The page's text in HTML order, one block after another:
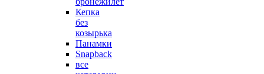
Кепка
без
козырька
Панамки
Snapback
все